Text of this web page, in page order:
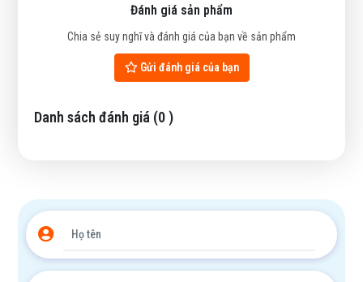
Đánh giá sản phẩm
Chia sẻ suy nghĩ và đánh giá của bạn về sản phẩm
Gửi đánh giá của bạn
Danh sách đánh giá (0)